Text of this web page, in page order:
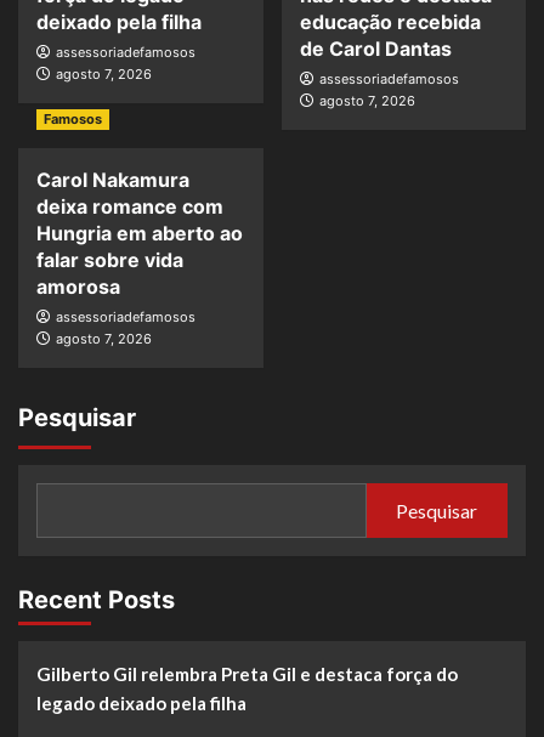
deixado pela filha
assessoriadefamosos
agosto 7, 2026
educação recebida
de Carol Dantas
assessoriadefamosos
agosto 7, 2026
Famosos
Carol Nakamura
deixa romance com
Hungria em aberto ao
falar sobre vida
amorosa
assessoriadefamosos
agosto 7, 2026
Pesquisar
Pesquisar
Recent Posts
Gilberto Gil relembra Preta Gil e destaca força do
legado deixado pela filha